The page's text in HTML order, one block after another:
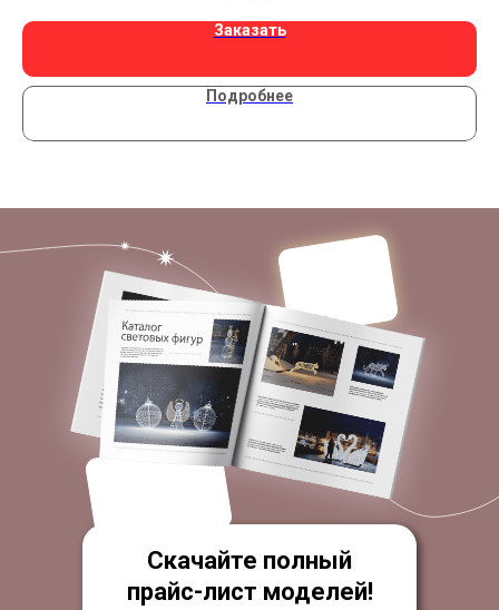
Заказать
Подробнее
Скачайте полный
прайс-лист моделей!